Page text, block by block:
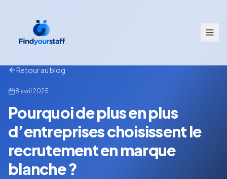
Retour au blog
8 avril 2025
Pourquoi de plus en plus
d’entreprises choisissent le
recrutement en marque
blanche ?